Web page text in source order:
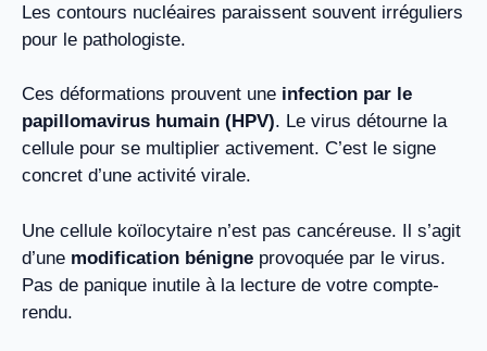
Les contours nucléaires paraissent souvent irréguliers
pour le pathologiste.
Ces déformations prouvent une infection par le
papillomavirus humain (HPV). Le virus détourne la
cellule pour se multiplier activement. C’est le signe
concret d’une activité virale.
Une cellule koïlocytaire n’est pas cancéreuse. Il s’agit
d’une modification bénigne provoquée par le virus.
Pas de panique inutile à la lecture de votre compte-
rendu.